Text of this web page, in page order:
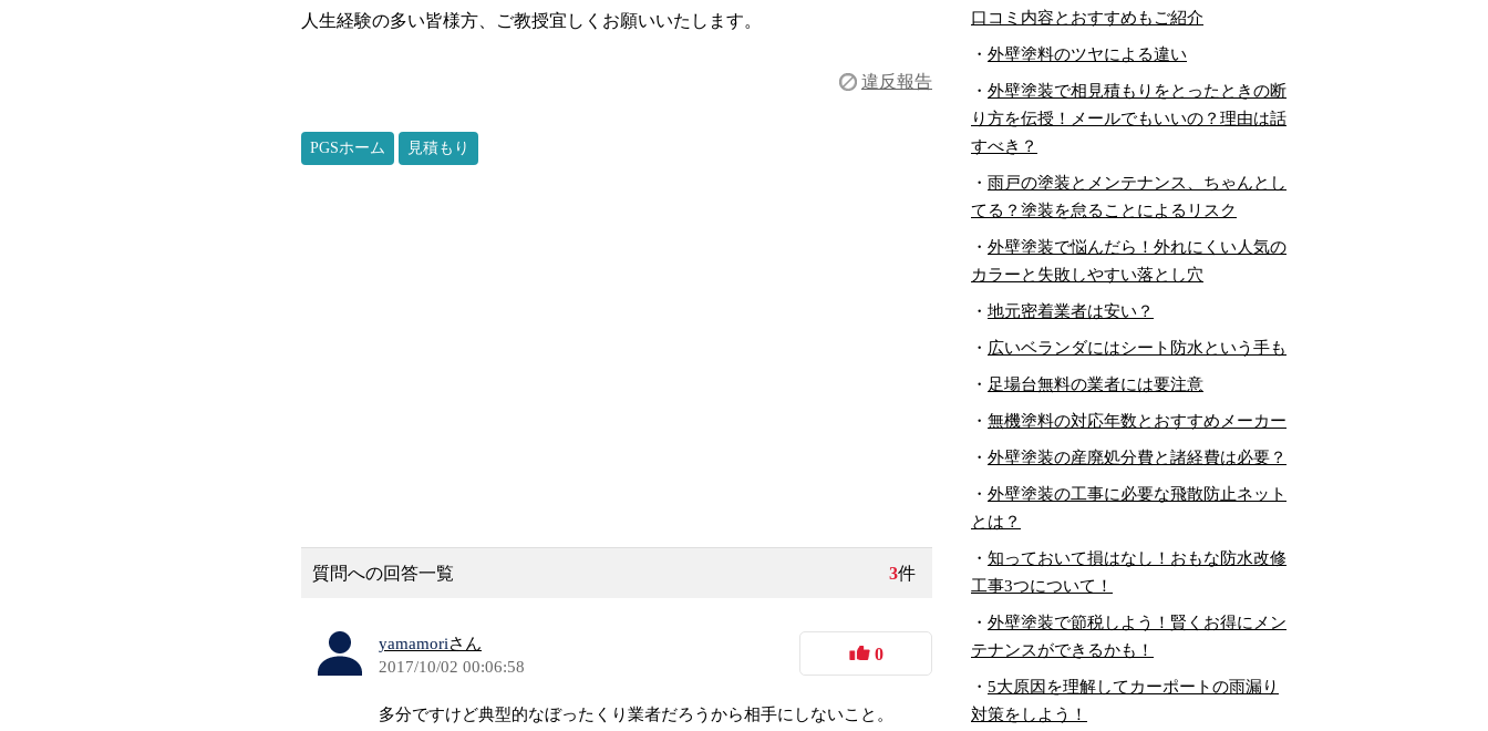
人生経験の多い皆様方、ご教授宜しくお願いいたします。
違反報告
PGSホーム 見積もり
質問への回答一覧 3件
yamamoriさん
2017/10/02 00:06:58
0
多分ですけど典型的なぼったくり業者だろうから相手にしないこと。
口コミ内容とおすすめもご紹介
・ 外壁塗料のツヤによる違い
・ 外壁塗装で相見積もりをとったときの断
り方を伝授！メールでもいいの？理由は話
すべき？
・ 雨戸の塗装とメンテナンス、ちゃんとし
てる？塗装を怠ることによるリスク
・ 外壁塗装で悩んだら！外れにくい人気の
カラーと失敗しやすい落とし穴
・ 地元密着業者は安い？
・ 広いベランダにはシート防水という手も
・ 足場台無料の業者には要注意
・ 無機塗料の対応年数とおすすめメーカー
・ 外壁塗装の産廃処分費と諸経費は必要？
・ 外壁塗装の工事に必要な飛散防止ネット
とは？
・ 知っておいて損はなし！おもな防水改修
工事3つについて！
・ 外壁塗装で節税しよう！賢くお得にメン
テナンスができるかも！
・ 5大原因を理解してカーポートの雨漏り
対策をしよう！